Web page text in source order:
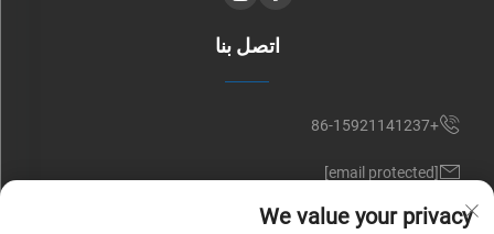
اتصل بنا
+86-15921141237
[email protected]
RM 602, NO. 1509, CAOAN ROAD, SHANGHAI, CHINA
We value your privacy